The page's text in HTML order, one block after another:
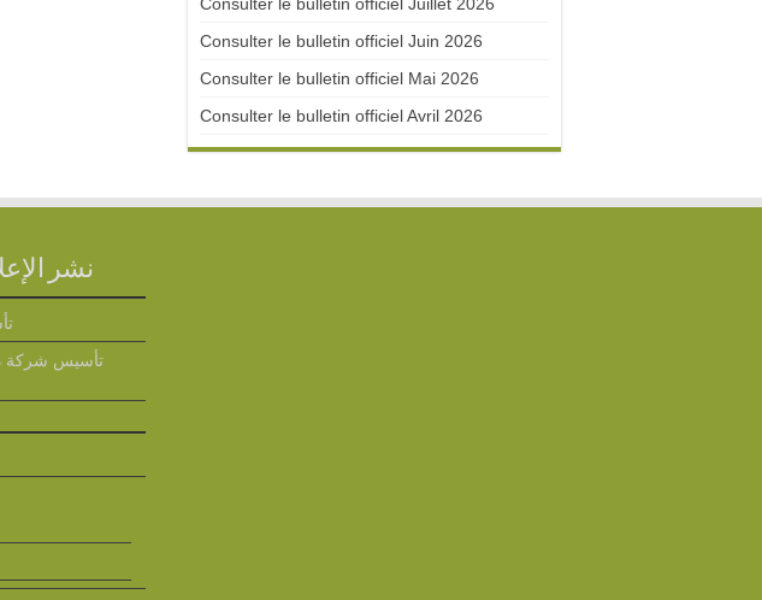
Consulter le bulletin officiel Juin 2026
Consulter le bulletin officiel Mai 2026
Consulter le bulletin officiel Avril 2026
نشر
تأسيس شركة